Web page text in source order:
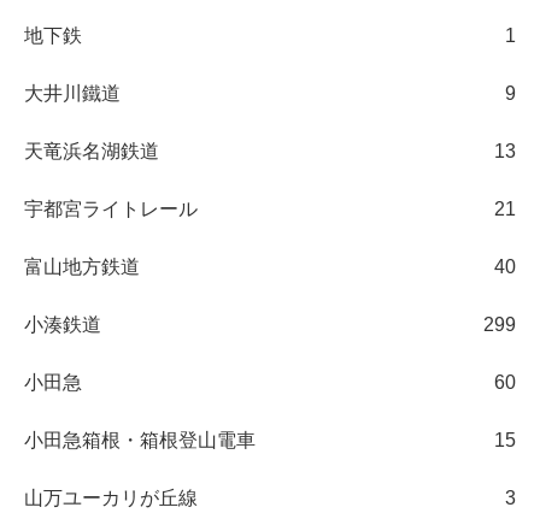
地下鉄 1
大井川鐵道 9
天竜浜名湖鉄道 13
宇都宮ライトレール 21
富山地方鉄道 40
小湊鉄道 299
小田急 60
小田急箱根・箱根登山電車 15
山万ユーカリが丘線 3